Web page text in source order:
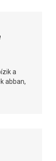
a
abban,